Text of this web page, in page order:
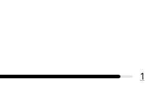
到期日 特別活動 預購 新品上市
1